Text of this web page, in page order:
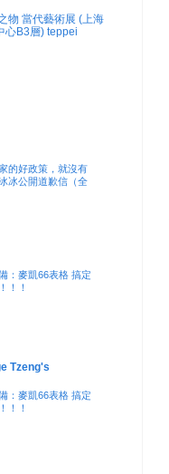
物 當代藝術展 (上海
心B3層) teppei
的好政策，就沒有
冰公開道歉信（全
：麥凱66表格 搞定
！！
Tzeng's
：麥凱66表格 搞定
！！